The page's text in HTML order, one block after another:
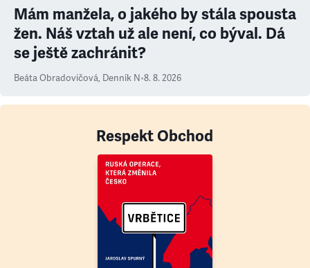
Mám manžela, o jakého by stála spousta
žen. Náš vztah už ale není, co býval. Dá
se ještě zachránit?
Beáta Obradovičová, Denník N•8. 8. 2026
Respekt Obchod